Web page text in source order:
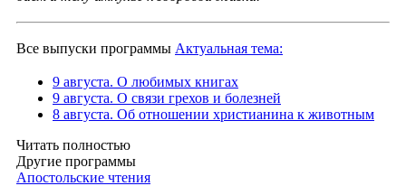
Все выпуски программы Актуальная тема:
9 августа. О любимых книгах
9 августа. О связи грехов и болезней
8 августа. Об отношении христианина к животным
Читать полностью
Другие программы
Апостольские чтения